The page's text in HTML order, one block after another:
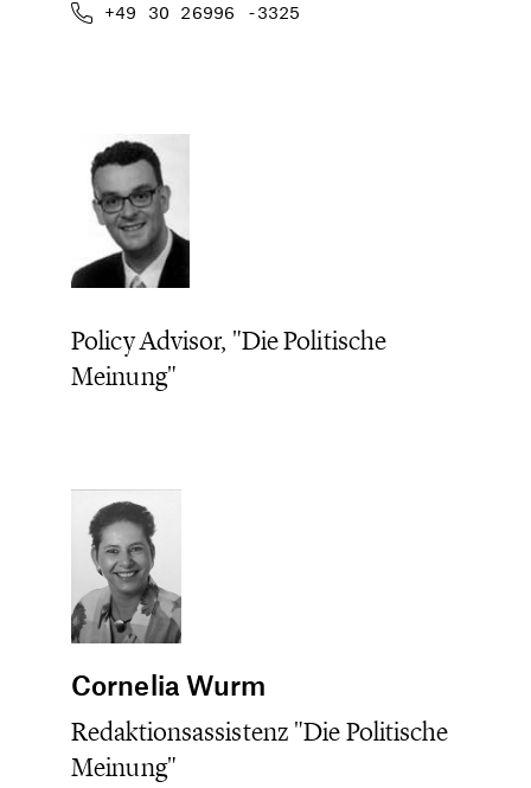
+49 30 26996 -3325
Policy Advisor, "Die Politische
Meinung"
Cornelia Wurm
Redaktionsassistenz "Die Politische
Meinung"